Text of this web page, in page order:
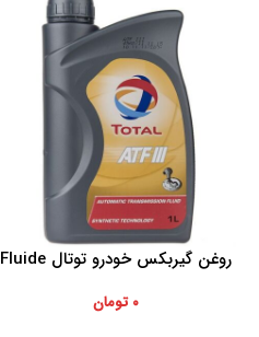
افزودن به سبد خرید
روغن گیربکس خودرو توتال Fluide
۰ تومان